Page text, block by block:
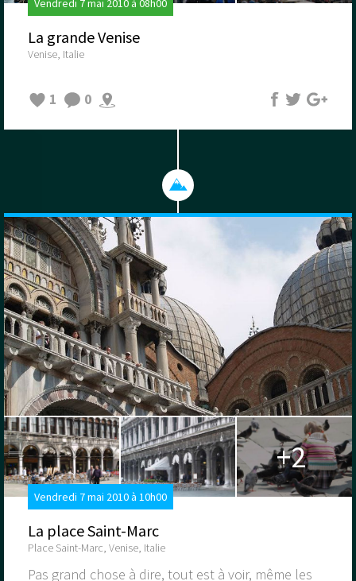
Vendredi 7 mai 2010 à 08h00
La grande Venise
Venise, Italie
1 0
+2
Vendredi 7 mai 2010 à 10h00
La place Saint-Marc
Place Saint-Marc, Venise, Italie
Pas grand chose à dire, tout est à voir, même les